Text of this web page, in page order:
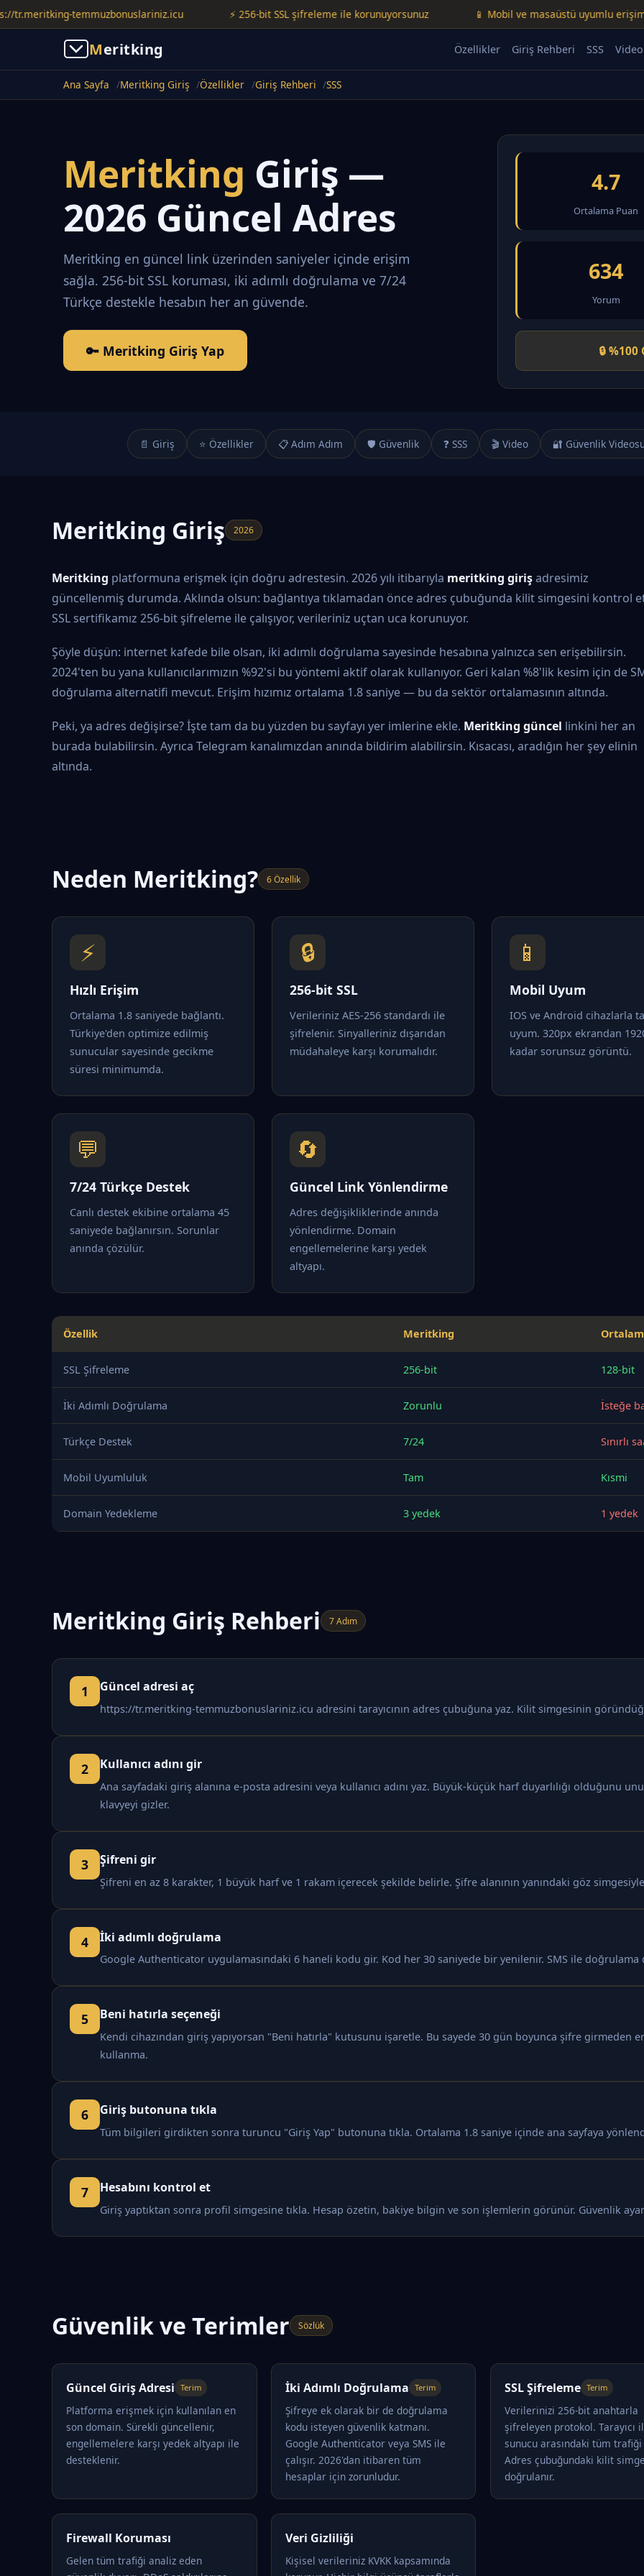
temmuzbonuslariniz.icu ⚡ 256-bit SSL şifreleme ile korunuyorsunuz 📱 Mobil ve masaüstü uyumlu erişim
Meritking Özellikler Giriş Rehberi SSS Video
Ana Sayfa Meritking Giriş Özellikler Giriş Rehberi SSS
Meritking Giriş —
2026 Güncel Adres
Meritking en güncel link üzerinden saniyeler içinde erişim
sağla. 256-bit SSL koruması, iki adımlı doğrulama ve 7/24
Türkçe destekle hesabın her an güvende.
🔑 Meritking Giriş Yap
4.7
Ortalama Puan
634
Yorum
🔒
📄 Giriş ⭐ Özellikler 📋 Adım Adım 🛡️ Güvenlik ❓ SSS 🎬 Video 🔐 Güvenlik
Meritking Giriş 2026
Meritking platformuna erişmek için doğru adrestesin. 2026 yılı itibarıyla meritking girişadresimiz
güncellenmiş durumda. Aklında olsun: bağlantıya tıklamadan önce adres çubuğunda kilit simgesini kontrol
SSL sertifikamız 256-bit şifreleme ile çalışıyor, verileriniz uçtan uca korunuyor.
Şöyle düşün: internet kafede bile olsan, iki adımlı doğrulama sayesinde hesabına yalnızca sen erişebilirsin.
2024'ten bu yana kullanıcılarımızın %92'si bu yöntemi aktif olarak kullanıyor. Geri kalan %8'lik kesim için de
doğrulama alternatifi mevcut. Erişim hızımız ortalama 1.8 saniye — bu da sektör ortalamasının altında.
Peki, ya adres değişirse? İşte tam da bu yüzden bu sayfayı yer imlerine ekle. Meritking güncel linkini her an
burada bulabilirsin. Ayrıca Telegram kanalımızdan anında bildirim alabilirsin. Kısacası, aradığın her şey elinin
altında.
Neden Meritking? 6 Özellik
⚡
Hızlı Erişim
Ortalama 1.8 saniyede bağlantı.
Türkiye'den optimize edilmiş
sunucular sayesinde gecikme
süresi minimumda.
🔒
256-bit SSL
Verileriniz AES-256 standardı ile
şifrelenir. Sinyalleriniz dışarıdan
müdahaleye karşı korumalıdır.
📱
Mobil Uyum
IOS ve Android cihazlarla
uyum. 320px ekrandan
kadar sorunsuz görüntü.
💬
7/24 Türkçe Destek
Canlı destek ekibine ortalama 45
saniyede bağlanırsın. Sorunlar
anında çözülür.
🔄
Güncel Link Yönlendirme
Adres değişikliklerinde anında
yönlendirme. Domain
engellemelerine karşı yedek
altyapı.
Özellik Meritking
SSL Şifreleme 256-bit 128-bit
İki Adımlı Doğrulama Zorunlu İsteğe
Türkçe Destek 7/24 Sınırlı
Mobil Uyumluluk Tam Kısmi
Domain Yedekleme 3 yedek 1 yedek
Meritking Giriş Rehberi 7 Adım
Güncel adresi aç
https://tr.meritking-temmuzbonuslariniz.icu adresini tarayıcının adres çubuğuna yaz. Kilit simgesinin
Kullanıcı adını gir
Ana sayfadaki giriş alanına e-posta adresini veya kullanıcı adını yaz. Büyük-küçük harf duyarlılığı olduğunu
klavyeyi gizler.
Şifreni gir
Şifreni en az 8 karakter, 1 büyük harf ve 1 rakam içerecek şekilde belirle. Şifre alanının yanındaki göz
İki adımlı doğrulama
Google Authenticator uygulamasındaki 6 haneli kodu gir. Kod her 30 saniyede bir yenilenir. SMS ile
Beni hatırla seçeneği
Kendi cihazından giriş yapıyorsan "Beni hatırla" kutusunu işaretle. Bu sayede 30 gün boyunca şifre girmeden
kullanma.
Giriş butonuna tıkla
Tüm bilgileri girdikten sonra turuncu "Giriş Yap" butonuna tıkla. Ortalama 1.8 saniye içinde ana sayfaya
Hesabını kontrol et
Giriş yaptıktan sonra profil simgesine tıkla. Hesap özetin, bakiye bilgin ve son işlemlerin görünür. Güvenlik
Güvenlik ve Terimler Sözlük
Güncel Giriş Adresi Terim
Platforma erişmek için kullanılan en
son domain. Sürekli güncellenir,
engellemelere karşı yedek altyapı ile
desteklenir.
İki Adımlı Doğrulama Terim
Şifreye ek olarak bir de doğrulama
kodu isteyen güvenlik katmanı.
Google Authenticator veya SMS ile
çalışır. 2026'dan itibaren tüm
hesaplar için zorunludur.
SSL Şifreleme Terim
Verilerinizi 256-bit anahtarla
şifreleyen protokol. Tarayıcı
sunucu arasındaki tüm trafiği
Adres çubuğundaki kilit
doğrulanır.
Firewall Koruması
Gelen tüm trafiği analiz eden
Veri Gizliliği
Kişisel verileriniz KVKK kapsamında